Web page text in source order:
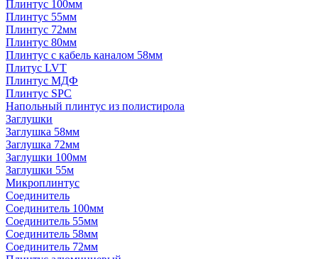
Плинтус 100мм
Плинтус 55мм
Плинтус 72мм
Плинтус 80мм
Плинтус с кабель каналом 58мм
Плитус LVT
Плинтус МДФ
Плинтус SPC
Напольный плинтус из полистирола
Заглушки
Заглушка 58мм
Заглушка 72мм
Заглушки 100мм
Заглушки 55м
Микроплинтус
Соединитель
Соединитель 100мм
Соединитель 55мм
Соединитель 58мм
Соединитель 72мм